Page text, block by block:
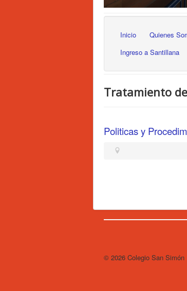
Inicio Quienes
Ingreso a Santillana
Tratamiento
Politicas y
El
El
© 2026 Colegio San Simón